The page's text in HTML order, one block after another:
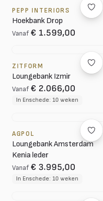
PEPP INTERIORS
Hoekbank Drop
Vanaf € 1.599,00
ZITFORM
Loungebank Izmir
Vanaf € 2.066,00
In Enschede: 10 weken
AGPOL
Loungebank Amsterdam
Kenia leder
Vanaf € 3.995,00
In Enschede: 10 weken